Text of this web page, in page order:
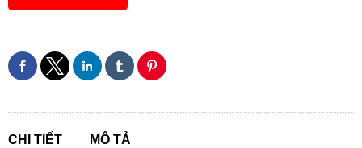
CHI TIẾT MÔ TẢ